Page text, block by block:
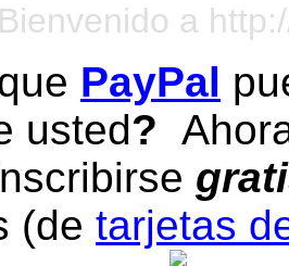
Bienvenido a
PayPal
usted?
(de tarjetas